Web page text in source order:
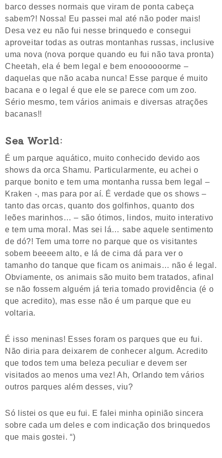
barco desses normais que viram de ponta cabeça
sabem?! Nossa! Eu passei mal até não poder mais!
Desa vez eu não fui nesse brinquedo e consegui
aproveitar todas as outras montanhas russas, inclusive
uma nova (nova porque quando eu fui não tava pronta)
Cheetah, ela é bem legal e bem enoooooorme –
daquelas que não acaba nunca! Esse parque é muito
bacana e o legal é que ele se parece com um zoo.
Sério mesmo, tem vários animais e diversas atrações
bacanas!!
Sea World:
É um parque aquático, muito conhecido devido aos
shows da orca Shamu. Particularmente, eu achei o
parque bonito e tem uma montanha russa bem legal –
Kraken -, mas para por aí. É verdade que os shows –
tanto das orcas, quanto dos golfinhos, quanto dos
leões marinhos… – são ótimos, lindos, muito interativo
e tem uma moral. Mas sei lá… sabe aquele sentimento
de dó?! Tem uma torre no parque que os visitantes
sobem beeeem alto, e lá de cima dá para ver o
tamanho do tanque que ficam os animais… não é legal.
Obviamente, os animais são muito bem tratados, afinal
se não fossem alguém já teria tomado providência (é o
que acredito), mas esse não é um parque que eu
voltaria.
É isso meninas! Esses foram os parques que eu fui.
Não diria para deixarem de conhecer algum. Acredito
que todos tem uma beleza peculiar e devem ser
visitados ao menos uma vez! Ah, Orlando tem vários
outros parques além desses, viu?
Só listei os que eu fui. E falei minha opinião sincera
sobre cada um deles e com indicação dos brinquedos
que mais gostei. “)